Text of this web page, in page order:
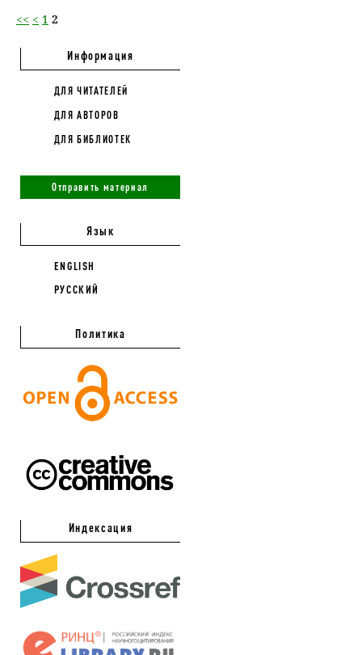
<< < 1 2
Информация
ДЛЯ ЧИТАТЕЛЕЙ
ДЛЯ АВТОРОВ
ДЛЯ БИБЛИОТЕК
Отправить материал
Язык
ENGLISH
РУССКИЙ
Политика
Индексация